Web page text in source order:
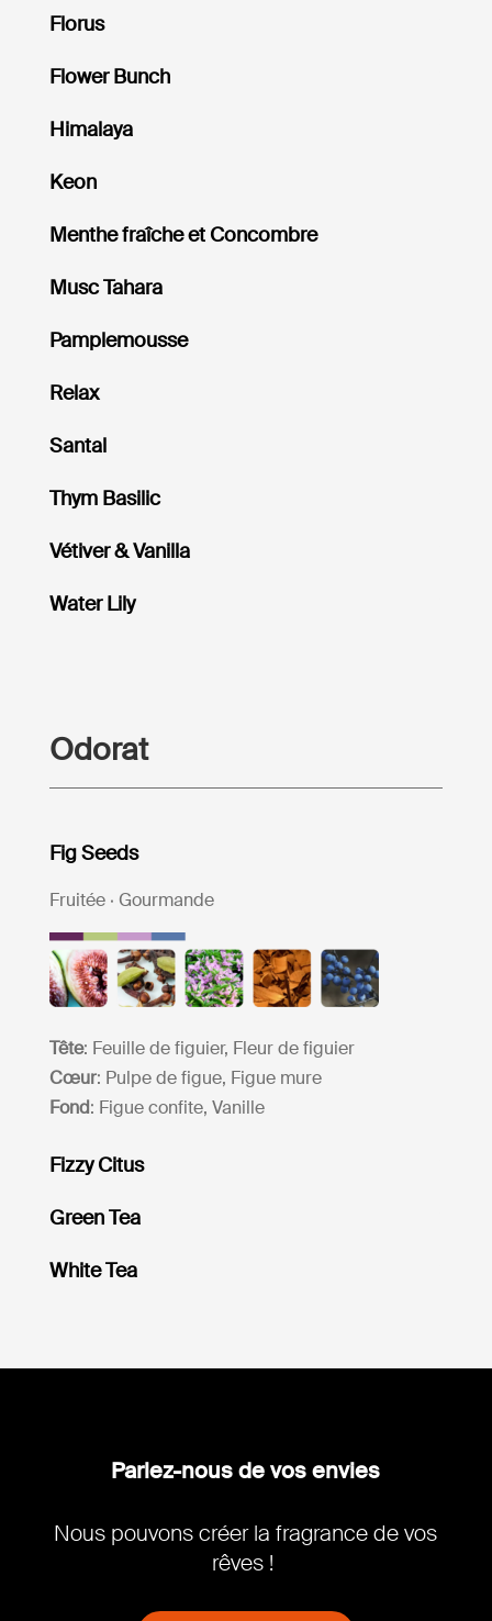
Florus
Flower Bunch
Himalaya
Keon
Menthe fraîche et Concombre
Musc Tahara
Pamplemousse
Relax
Santal
Thym Basilic
Vétiver & Vanilla
Water Lily
Odorat
Fig Seeds
Fruitée · Gourmande
Tête: Feuille de figuier, Fleur de figuier
Cœur: Pulpe de figue, Figue mure
Fond: Figue confite, Vanille
Fizzy Citus
Green Tea
White Tea
Parlez-nous de vos envies
Nous pouvons créer la fragrance de vos
rêves !